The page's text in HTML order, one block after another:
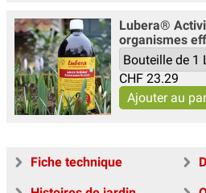
Lubera®
organismes
CHF 23.29
Fiche technique